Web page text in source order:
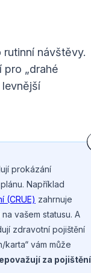
návštěvy.
pro „drahé
prokázání
Například
(CRUE) zahrnuje
vašem statusu. A
zdravotní pojištění
vám může
za pojištění